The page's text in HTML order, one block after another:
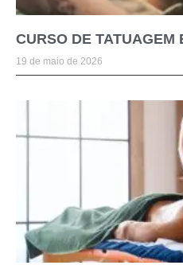
CURSO DE TATUAGEM
19 de maio de 2026